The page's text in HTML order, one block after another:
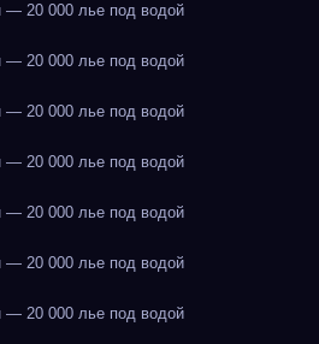
20 000 лье под водой
20 000 лье под водой
20 000 лье под водой
20 000 лье под водой
20 000 лье под водой
20 000 лье под водой
20 000 лье под водой